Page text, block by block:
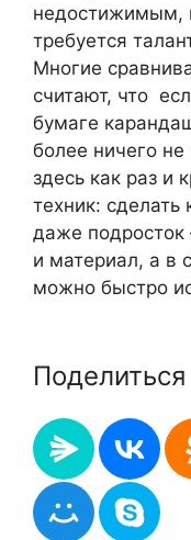
недостижимым,
требуется
Многие
считают, что
бумаге
более ничего
здесь как раз и
техник:
даже подросток
и материал, а в
можно быстро